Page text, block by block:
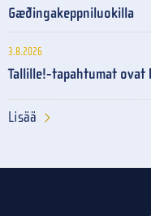
Gæðingakeppniluokilla
3.8.2026
Tallille!-tapahtumat ovat
Lisää